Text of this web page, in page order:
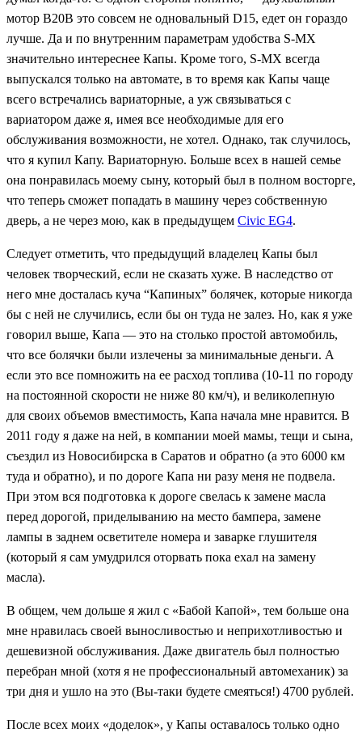
мотор B20B это совсем не одновальный D15, едет он гораздо
лучше. Да и по внутренним параметрам удобства S-MX
значительно интереснее Капы. Кроме того, S-MX всегда
выпускался только на автомате, в то время как Капы чаще
всего встречались вариаторные, а уж связываться с
вариатором даже я, имея все необходимые для его
обслуживания возможности, не хотел. Однако, так случилось,
что я купил Капу. Вариаторную. Больше всех в нашей семье
она понравилась моему сыну, который был в полном восторге,
что теперь сможет попадать в машину через собственную
дверь, а не через мою, как в предыдущем Civic EG4.
Следует отметить, что предыдущий владелец Капы был
человек творческий, если не сказать хуже. В наследство от
него мне досталась куча “Капиных” болячек, которые никогда
бы с ней не случились, если бы он туда не залез. Но, как я уже
говорил выше, Капа — это на столько простой автомобиль,
что все болячки были излечены за минимальные деньги. А
если это все помножить на ее расход топлива (10-11 по городу
на постоянной скорости не ниже 80 км/ч), и великолепную
для своих объемов вместимость, Капа начала мне нравится. В
2011 году я даже на ней, в компании моей мамы, тещи и сына,
съездил из Новосибирска в Саратов и обратно (а это 6000 км
туда и обратно), и по дороге Капа ни разу меня не подвела.
При этом вся подготовка к дороге свелась к замене масла
перед дорогой, приделыванию на место бампера, замене
лампы в заднем осветителе номера и заварке глушителя
(который я сам умудрился оторвать пока ехал на замену
масла).
В общем, чем дольше я жил с «Бабой Капой», тем больше она
мне нравилась своей выносливостью и неприхотливостью и
дешевизной обслуживания. Даже двигатель был полностью
перебран мной (хотя я не профессиональный автомеханик) за
три дня и ушло на это (Вы-таки будете смеяться!) 4700 рублей.
После всех моих «доделок», у Капы оставалось только одно